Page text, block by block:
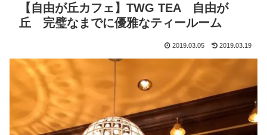
【自由が丘カフェ】TWG TEA 自由が
丘 完璧なまでに優雅なティールーム
2019.03.05 2019.03.19